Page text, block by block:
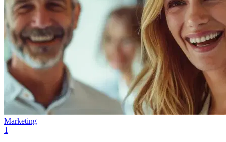
Marketing
1